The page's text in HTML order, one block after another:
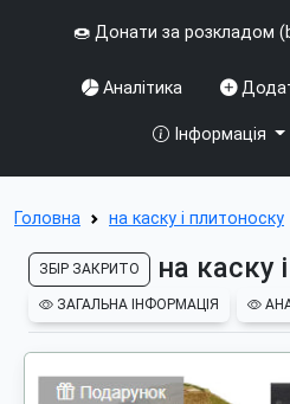
🍩 Донати за розкладом
Аналітика
Інформація
Головна на каску і плитоноску
ЗБІР ЗАКРИТО на каску
ЗАГАЛЬНА ІНФОРМАЦІЯ